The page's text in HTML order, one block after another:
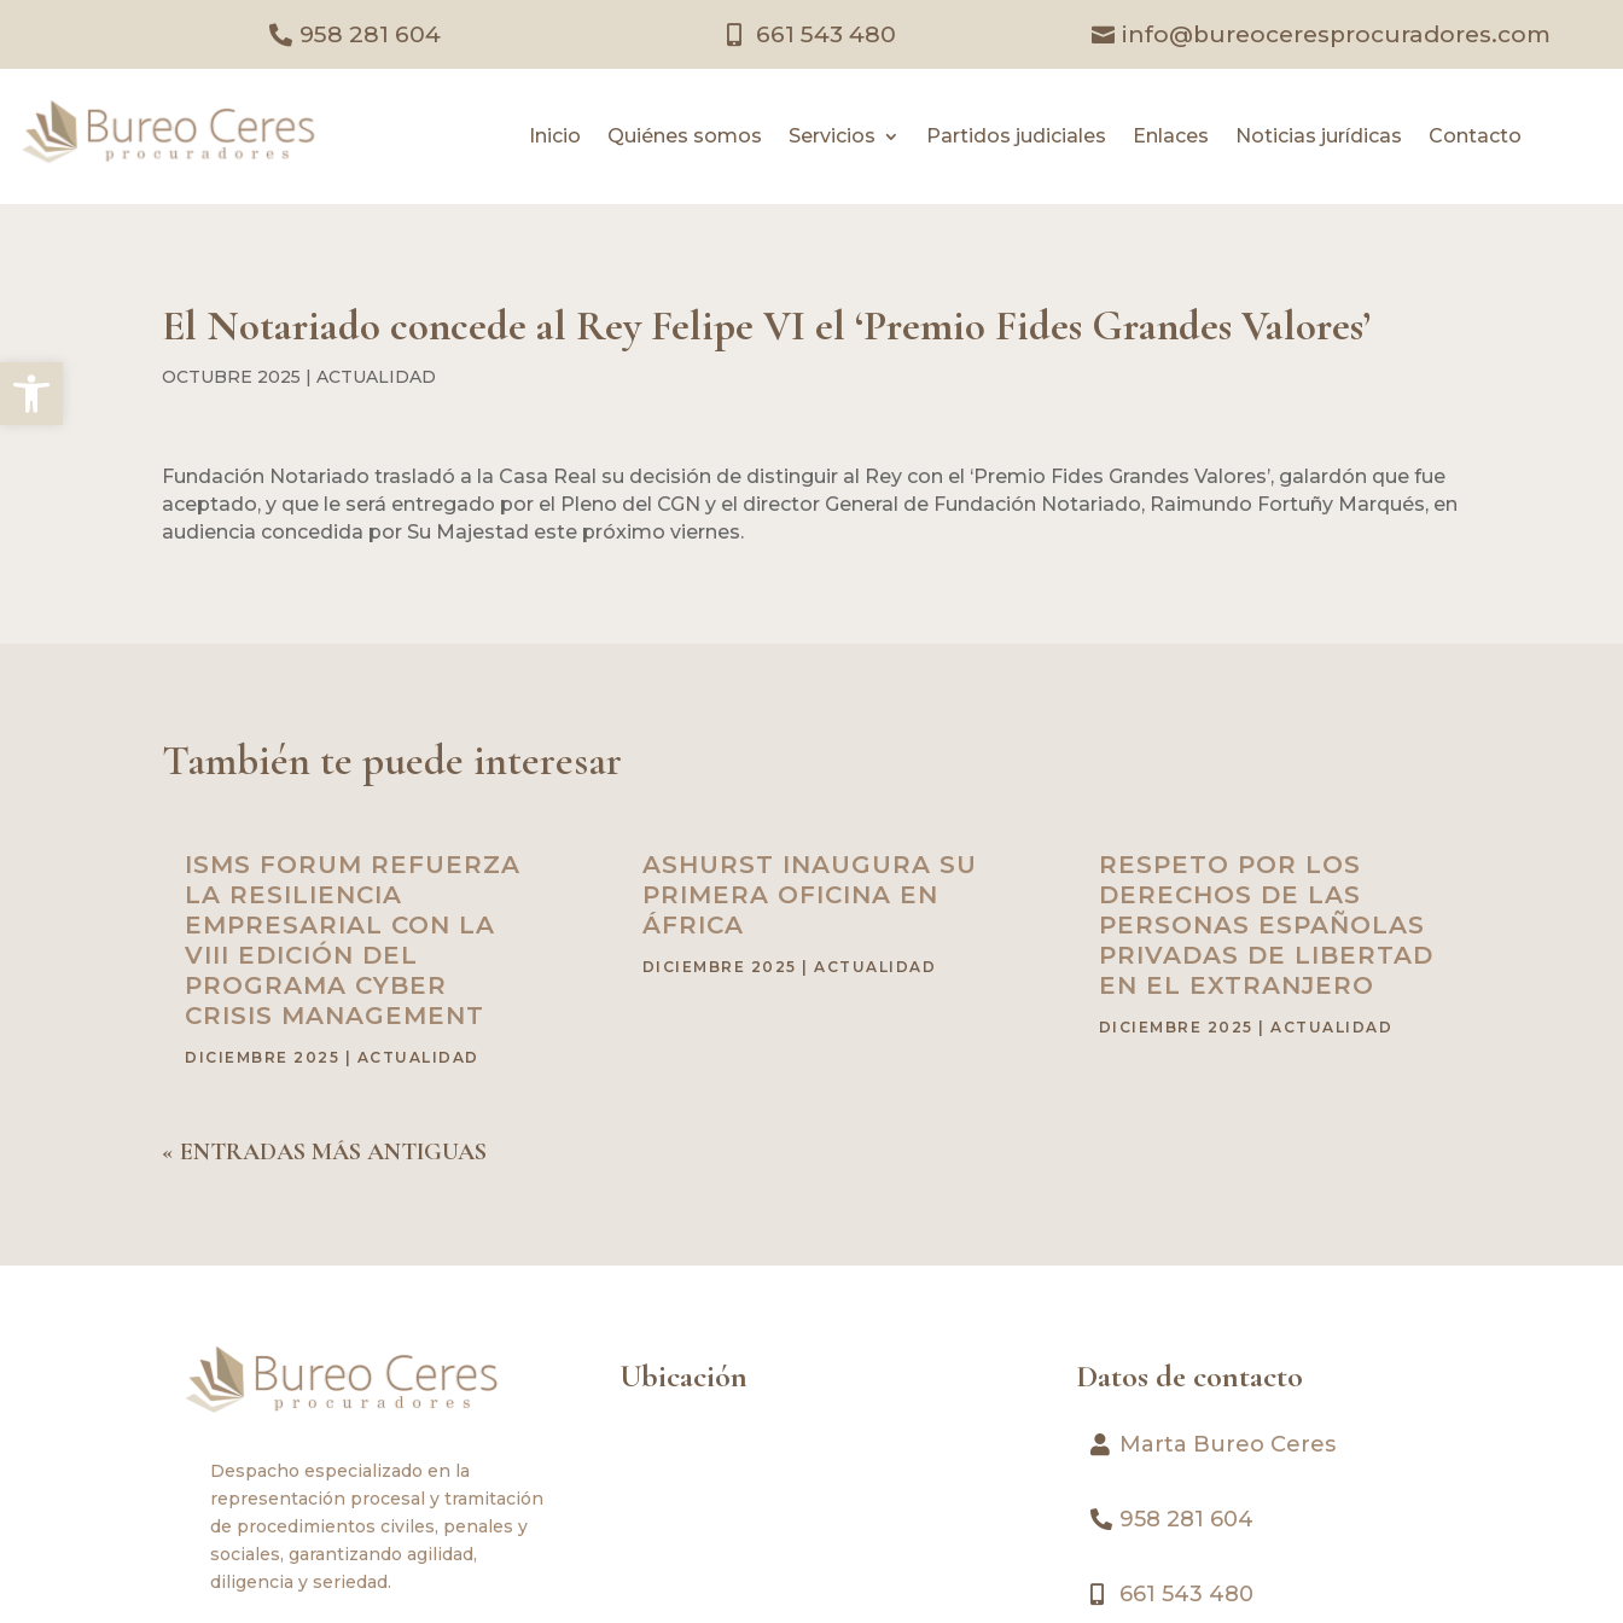
Abrir barra de herramientas
958 281 604 661 543 480 info@bureoceresprocuradores.com
Inicio Quiénes somos Servicios Partidos judiciales Enlaces Noticias jurídicas Contacto
El Notariado concede al Rey Felipe VI el ‘Premio Fides Grandes Valores’
OCTUBRE 2025 |ACTUALIDAD
Fundación Notariado trasladó a la Casa Real su decisión de distinguir al Rey con el ‘Premio Fides Grandes Valores’, galardón que fue
aceptado, y que le será entregado por el Pleno del CGN y el director General de Fundación Notariado, Raimundo Fortuñy Marqués, en
audiencia concedida por Su Majestad este próximo viernes.
También te puede interesar
ISMS FORUM REFUERZA
LA RESILIENCIA
EMPRESARIAL CON LA
VIII EDICIÓN DEL
PROGRAMA CYBER
CRISIS MANAGEMENT
DICIEMBRE 2025 ACTUALIDAD
ASHURST INAUGURA SU
PRIMERA OFICINA EN
ÁFRICA
DICIEMBRE 2025 ACTUALIDAD
RESPETO POR LOS
DERECHOS DE LAS
PERSONAS ESPAÑOLAS
PRIVADAS DE LIBERTAD
EN EL EXTRANJERO
DICIEMBRE 2025 |ACTUALIDAD
« ENTRADAS MÁS ANTIGUAS
Despacho especializado en la
representación procesal y tramitación
de procedimientos civiles, penales y
sociales, garantizando agilidad,
diligencia y seriedad.
Ubicación Datos de contacto
Marta Bureo Ceres
958 281 604
661 543 480